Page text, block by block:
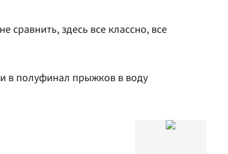
сравнить, здесь все классно, все
в полуфинал прыжков в воду